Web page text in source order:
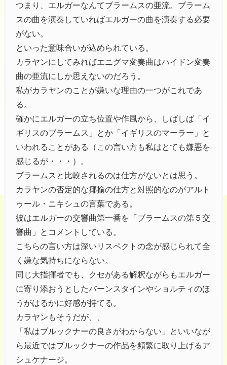
つまり、エルガーなんてブラームスの亜流。ブラーム
スの曲を演奏していればエルガーの曲を演奏する必要
がない。
といった意味合いが込められている。
カラヤンにしてみればエニグマ変奏曲はハイドン変奏
曲の亜流にしか思えないのだろう。
私がカラヤンのことが嫌いな理由の一つがこれであ
る。
確かにエルガーの立ち位置や作風から、しばしば「イ
ギリスのブラームス」とか「イギリスのマーラー」と
いわれることがある（この言い方も私はとても嫌悪を
感じるが・・・）。
ブラームスと比較されるのは仕方がないとは思う。
カラヤンの否定的な揶揄の仕方と対照的なのがアルト
ゥール・ニキシュの言葉である。
彼はエルガーの交響曲第一番を「ブラームスの第５交
響曲」とコメントしている。
こちらの言い方は深いリスペクトの念が感じられて全
く嫌な気持ちにならない。
同じ大指揮者でも、クセがある解釈ながらもエルガー
に寄り添おうとしたバーンスタインやショルティのほ
うがはるかに好感が持てる。
カラヤンもそうだが、、
「私はブルックナーの良さがわからない」といいなが
ら最近ではブルックナーの作品を頻繁に取り上げるア
シュケナージ。